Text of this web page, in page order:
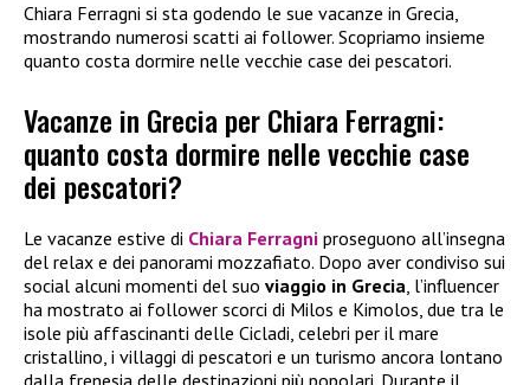
Chiara Ferragni si sta godendo le sue vacanze in Grecia,
mostrando numerosi scatti ai follower. Scopriamo insieme
quanto costa dormire nelle vecchie case dei pescatori.
Vacanze in Grecia per Chiara Ferragni:
quanto costa dormire nelle vecchie case
dei pescatori?
Le vacanze estive di Chiara Ferragni proseguono all’insegna
del relax e dei panorami mozzafiato. Dopo aver condiviso sui
social alcuni momenti del suo viaggio in Grecia, l’influencer
ha mostrato ai follower scorci di Milos e Kimolos, due tra le
isole più affascinanti delle Cicladi, celebri per il mare
cristallino, i villaggi di pescatori e un turismo ancora lontano